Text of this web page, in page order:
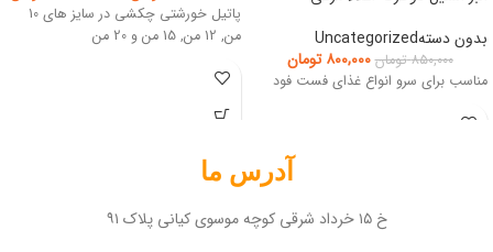
بدون دستهUncategorized
۸۵۰,۰۰۰ تومان ۸۰۰,۰۰۰ تومان
مناسب برای سرو انواع غذای فست فود
پاتیل خورشتی چکشی در سایز های 10
من, 12 من, 15 من و 20 من
آدرس ما
خ ۱۵ خرداد شرقی کوچه موسوی کیانی پلاک ۹۱